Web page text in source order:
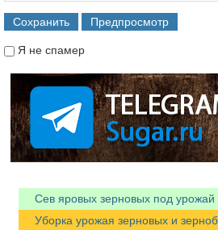
Я не спамер
Сев яровых зерновых под урожай
Уборка урожая зерновых и